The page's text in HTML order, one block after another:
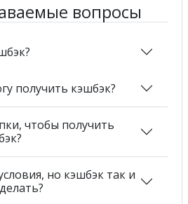
вопросы
получить кэшбэк?
чтобы получить
но кэшбэк так и